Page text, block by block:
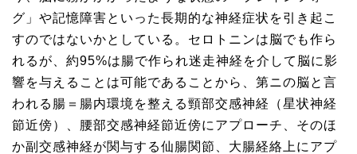
グ」や記憶障害といった長期的な神経症状を引き起こ
すのではないかとしている。セロトニンは脳でも作ら
れるが、約95%は腸で作られ迷走神経を介して脳に影
響を与えることは可能であることから、第ニの脳と言
われる腸＝腸内環境を整える頸部交感神経（星状神経
節近傍）、腰部交感神経節近傍にアプローチ、そのほ
か副交感神経が関与する仙腸関節、大腸経絡上にアプ